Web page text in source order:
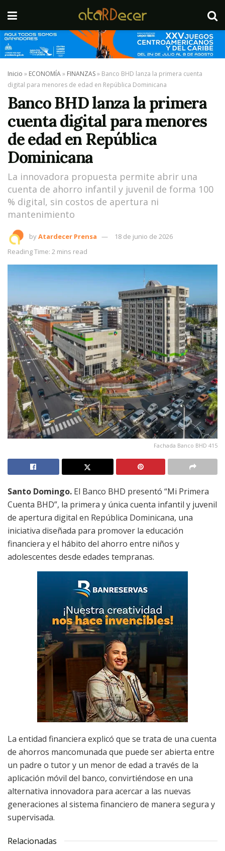
Inicio » ECONOMÍA» FINANZAS» Banco BHD lanza la primera cuenta
digital para menores de edad en República Dominicana
Banco BHD lanza la primera
cuenta digital para menores
de edad en República
Dominicana
La innovadora propuesta permite abrir una
cuenta de ahorro infantil y juvenil de forma 100
% digital, sin costos de apertura ni
mantenimiento
byAtardecer Prensa
18 de junio de 2026
Reading Time: 2 mins read
Fachada Banco BHD 415
Santo Domingo. El Banco BHD presentó “Mi Primera
Cuenta BHD”, la primera y única cuenta infantil y juvenil
de apertura digital en República Dominicana, una
iniciativa diseñada para promover la educación
financiera y el hábito del ahorro entre niños y
adolescentes desde edades tempranas.
La entidad financiera explicó que se trata de una cuenta
de ahorros mancomunada que puede ser abierta entre
un padre o tutor y un menor de edad a través de la
aplicación móvil del banco, convirtiéndose en una
alternativa innovadora para acercar a las nuevas
generaciones al sistema financiero de manera segura y
supervisada.
Relacionadas